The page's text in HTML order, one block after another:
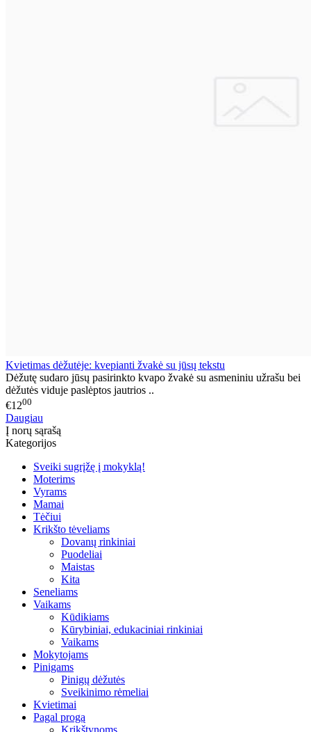
Kvietimas dėžutėje: kvepianti žvakė su jūsų tekstu
Dėžutę sudaro jūsų pasirinkto kvapo žvakė su asmeniniu užrašu bei
dėžutės viduje paslėptos jautrios ..
€1200
Daugiau
Į norų sąrašą
Kategorijos
Sveiki sugrįžę į mokyklą!
Moterims
Vyrams
Mamai
Tėčiui
Krikšto tėveliams
Dovanų rinkiniai
Puodeliai
Maistas
Kita
Seneliams
Vaikams
Kūdikiams
Kūrybiniai, edukaciniai rinkiniai
Vaikams
Mokytojams
Pinigams
Pinigų dėžutės
Sveikinimo rėmeliai
Kvietimai
Pagal progą